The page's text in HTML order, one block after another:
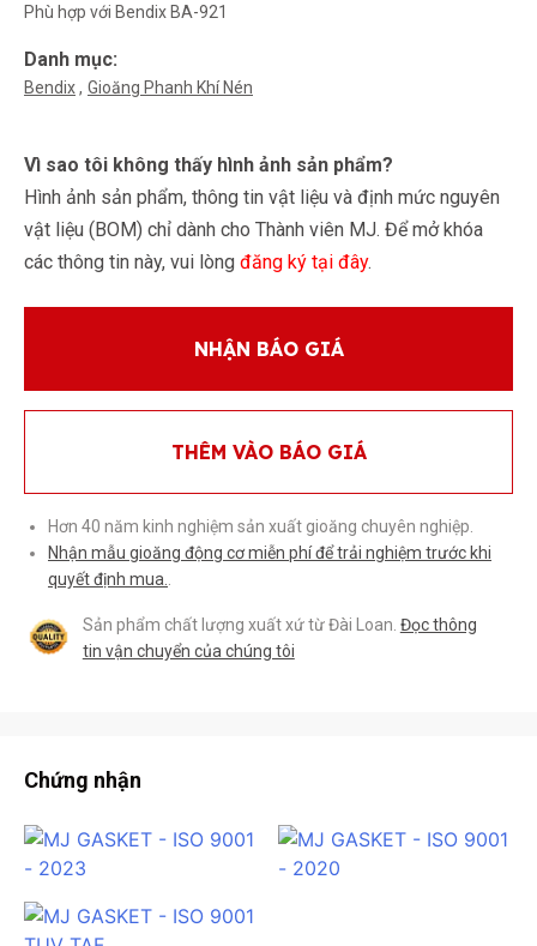
Phù hợp với Bendix BA-921
Danh mục:
Bendix Gioăng Phanh Khí Nén
Vì sao tôi không thấy hình ảnh sản phẩm?
Hình ảnh sản phẩm, thông tin vật liệu và định mức nguyên
vật liệu (BOM) chỉ dành cho Thành viên MJ. Để mở khóa
các thông tin này, vui lòng đăng ký tại đây.
NHẬN BÁO GIÁ
THÊM VÀO BÁO GIÁ
Hơn 40 năm kinh nghiệm sản xuất gioăng chuyên nghiệp.
Nhận mẫu gioăng động cơ miễn phí để trải nghiệm trước khi
quyết định mua.
Sản phẩm chất lượng xuất xứ từ Đài Loan. Đọc thông
tin vận chuyển của chúng tôi
Chứng nhận